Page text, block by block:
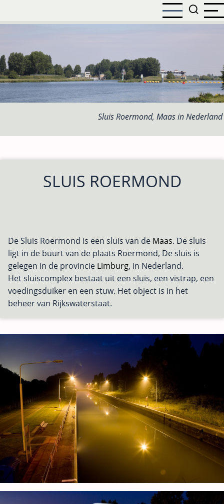
inhoud
gaan
Sluis Roermond, Maas in Nederland
SLUIS ROERMOND
De Sluis Roermond is een sluis van de Maas. De sluis
ligt in de buurt van de plaats Roermond, De sluis is
gelegen in de provincie Limburg, in Nederland.
Het sluiscomplex bestaat uit een sluis, een vistrap, een
voedingsduiker en een stuw. Het object is in het
beheer van Rijkswaterstaat.